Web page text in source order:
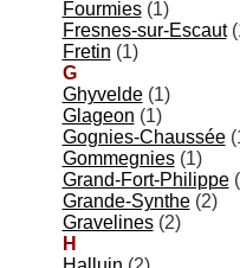
Fourmies(1)
Fresnes-sur-Escaut
Fretin (1)
G
Ghyvelde(1)
Glageon (1)
Gognies-Chaussée
Gommegnies(1)
Grand-Fort-Philippe
Grande-Synthe(2)
Gravelines(2)
H